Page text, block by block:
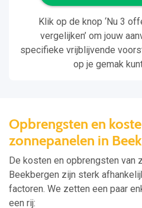
Klik op de knop ‘Nu 3
vergelijken’ om jouw
specifieke vrijblijvende
op je gemak
Opbrengsten en
zonnepanelen in
De kosten en opbrengsten van
Beekbergen zijn sterk
factoren. We zetten een paar
een rij: